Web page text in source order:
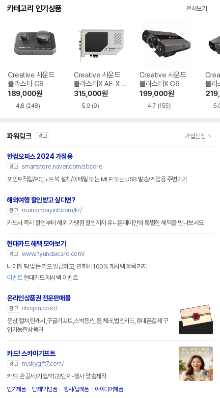
카테고리 인기상품 전체보기
Creative 사운드
블라스터 G8
189,000원
4.8 (248)
Creative 사운드
블라스터X AE-X P
CI-e
315,000원
5.0 (9)
Creative 사운드
블라스터X G6
199,000원
4.7 (155)
블라
B-C
파워링크 광고 가입신청
한컴오피스 2024 가정용
광고 smartstore.naver.com/sbcore
포인트적립/PC,노트북 설치/이메일 또는 MLP 또는 USB 발송/게임용 주변기기
해외여행 할인받고 싶다면?
광고
m.unionpayintl.com/kr/
카드사 즉시 할인부터 해외 가맹점 할인까지 유니온페이만의 특별한 혜택을 만나보세요
현대카드 혜택 모아보기
광고 www.hyundaicard.com/
나에게 딱 맞는 카드 발급하고, 연회비 100% 캐시백 혜택까지
이벤트현대카드 캐시백 이벤트
온라인상품권 전문판매몰
광고
choipin.co.kr/
문상,컬쳐,틴캐시,구글기프트,스벅등/신용,체크,법인카드,휴대폰결제 구
입가능한상품권
카드! 스카이기프트
광고
m.skygift7.com/
카드! 관공서/기업/학교/단체-행사 맞춤제작
인기제품 단체/기념품 행사/답례품 아이디어제품